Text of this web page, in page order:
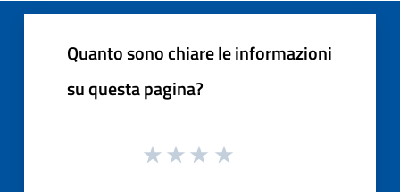
Quanto sono chiare le informazioni
su questa pagina?